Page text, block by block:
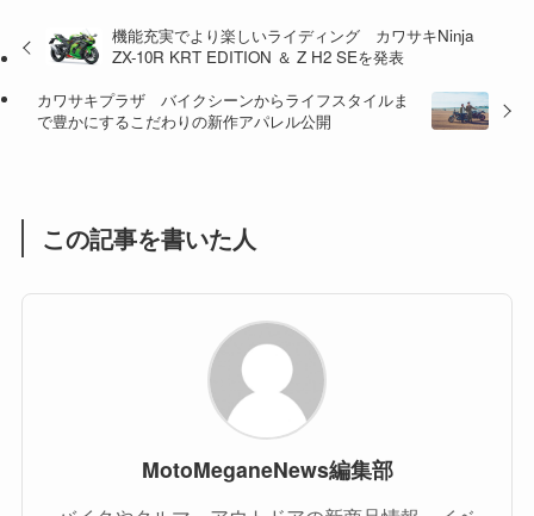
(47)
(1)
(16)
(1)
機能充実でより楽しいライディング カワサキNinja
ZX-10R KRT EDITION ＆ Z H2 SEを発表
カワサキプラザ バイクシーンからライフスタイルま
で豊かにするこだわりの新作アパレル公開
この記事を書いた人
MotoMeganeNews編集部